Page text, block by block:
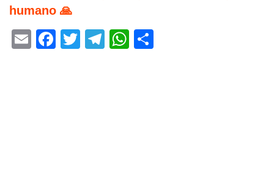
humano 🙏
EmailFacebook
Twitter
Telegram
WhatsApp